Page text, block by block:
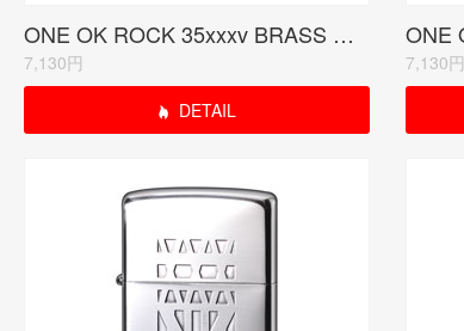
ONE OK ROCK 35xxxv BRASS USED 受注生産限定品
7,130円
DETAIL
7,130円